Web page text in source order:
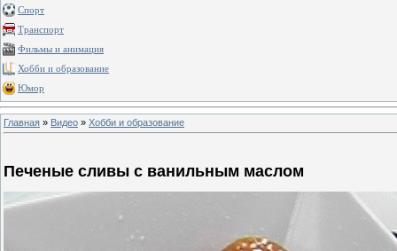
Спорт
Транспорт
Фильмы и анимация
Хобби и образование
Юмор
Главная » Видео » Хобби и образование
Печеные сливы с ванильным маслом